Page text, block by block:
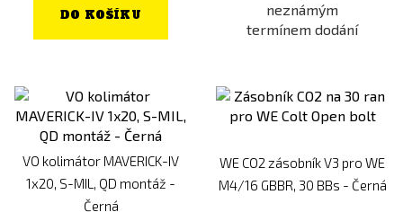
DO KOŠÍKU
neznámým
termínem dodání
VO kolimátor MAVERICK-IV
1x20, S-MIL, QD montáž -
Černá
WE CO2 zásobník V3 pro WE
M4/16 GBBR, 30 BBs - Černá